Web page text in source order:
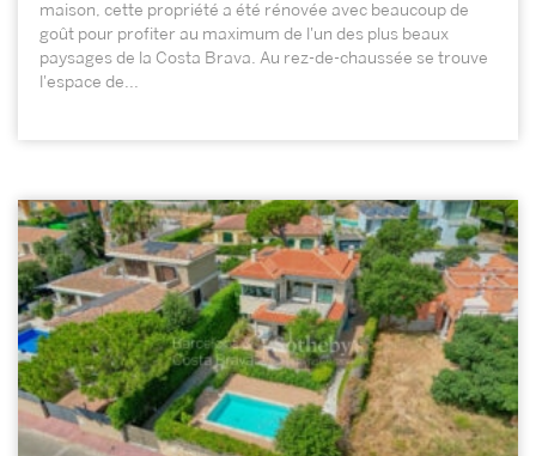
maison, cette propriété a été rénovée avec beaucoup de
goût pour profiter au maximum de l'un des plus beaux
paysages de la Costa Brava. Au rez-de-chaussée se trouve
l'espace de...